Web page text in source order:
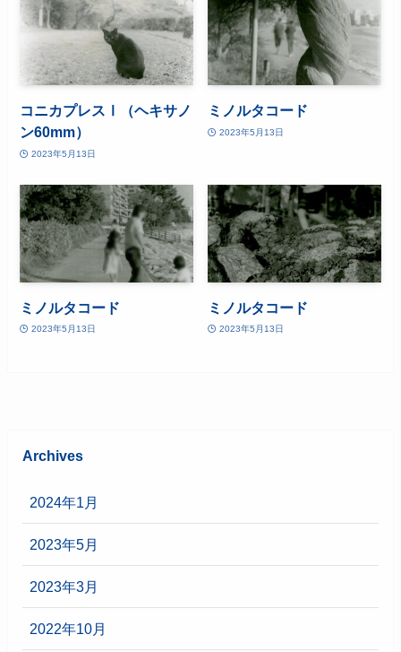
コニカプレスⅠ（ヘキサノ
ン60mm）
2023年5月13日
ミノルタコード
2023年5月13日
ミノルタコード
2023年5月13日
ミノルタコード
2023年5月13日
Archives
2024年1月
2023年5月
2023年3月
2022年10月